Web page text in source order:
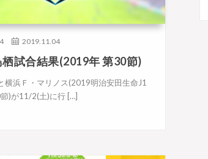
2019.11.04
試合結果(2019年 第30節)
横浜Ｆ・マリノス(2019明治安田生命J1
)が11/2(土)に行 […]